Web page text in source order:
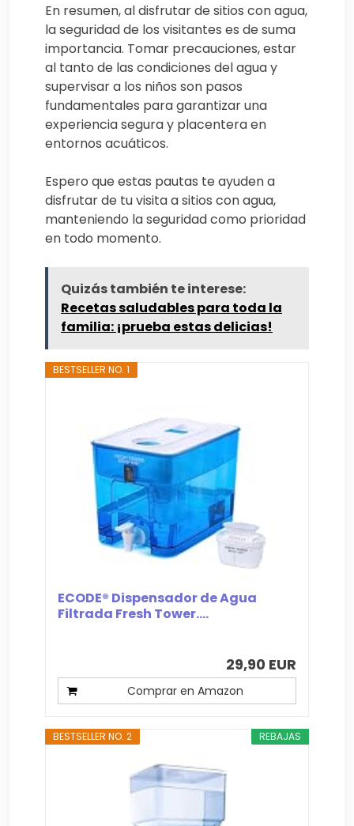
En resumen, al disfrutar de sitios con agua,
la seguridad de los visitantes es de suma
importancia. Tomar precauciones, estar
al tanto de las condiciones del agua y
supervisar a los niños son pasos
fundamentales para garantizar una
experiencia segura y placentera en
entornos acuáticos.
Espero que estas pautas te ayuden a
disfrutar de tu visita a sitios con agua,
manteniendo la seguridad como prioridad
en todo momento.
Quizás también te interese:
Recetas saludables para toda la
familia: ¡prueba estas delicias!
BESTSELLER NO. 1
ECODE® Dispensador de Agua
Filtrada Fresh Tower....
29,90 EUR
Comprar en Amazon
REBAJAS
BESTSELLER NO. 2